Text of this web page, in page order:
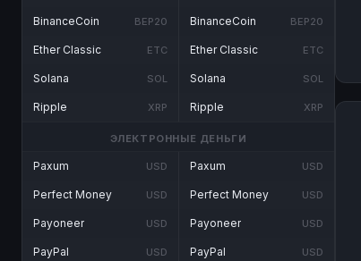
BinanceCoin BEP20
Ether Classic ETC
Solana SOL
Ripple XRP
BinanceCoin BEP20
Ether Classic ETC
Solana SOL
Ripple XRP
ЭЛЕКТРОННЫЕ ДЕНЬГИ
Paxum USD
Perfect Money USD
Payoneer USD
PayPal USD
Paxum USD
Perfect Money USD
Payoneer USD
PayPal USD